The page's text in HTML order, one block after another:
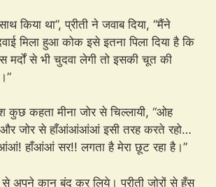
किया था”, प्रीती ने जवाब दिया, “मैंने
मिला हुआ कोक इसे इतना पिला दिया है कि
मर्दों से भी चुदवा लेगी तो इसकी चूत की
कहता मीना जोर से चिल्लायी, “ओह
और जोर से हाँआंआंआंआं इसी तरह करते रहो…
हाँआंआं सर!! लगता है मेरा छूट रहा है।”
से अपने कान बंद कर लिये। प्रीती जोरों से हँस